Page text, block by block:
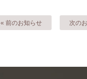
« 前のお知らせ 次の